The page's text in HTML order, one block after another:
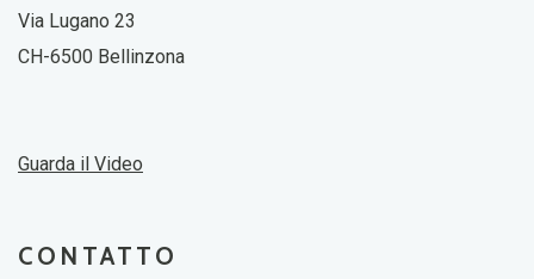
Via Lugano 23
CH-6500 Bellinzona
Guarda il Video
CONTATTO